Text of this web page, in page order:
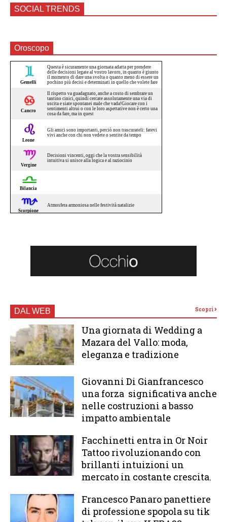
SOCIAL TRENDS
Oroscopo
DAL WEB Scopri
Una giornata di Wedding a
Mazara del Vallo: moda,
eleganza e tradizione
Giovanni Di Gianfrancesco
una forza significativa anche
nelle costruzioni a basso
impatto ambientale
Facchinetti entra in Or Noir
Tattoo rivoluzionando con
brillanti intuizioni un
mercato in costante crescita.
Francesco Panaro panettiere
di professione spopola su tik